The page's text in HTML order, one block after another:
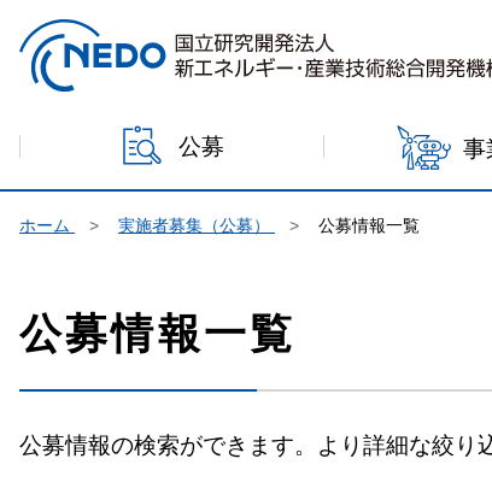
本文へジャンプ
公募 事
ホーム 実施者募集（公募） 公募情報一覧
公募情報一覧
公募情報の検索ができます。より詳細な絞り